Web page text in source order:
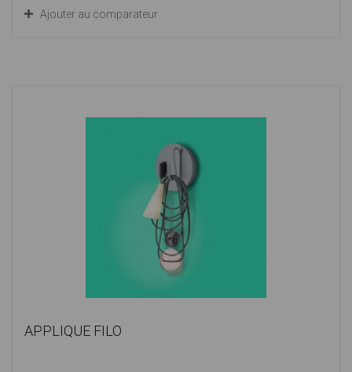
Ajouter au comparateur
APPLIQUE FILO